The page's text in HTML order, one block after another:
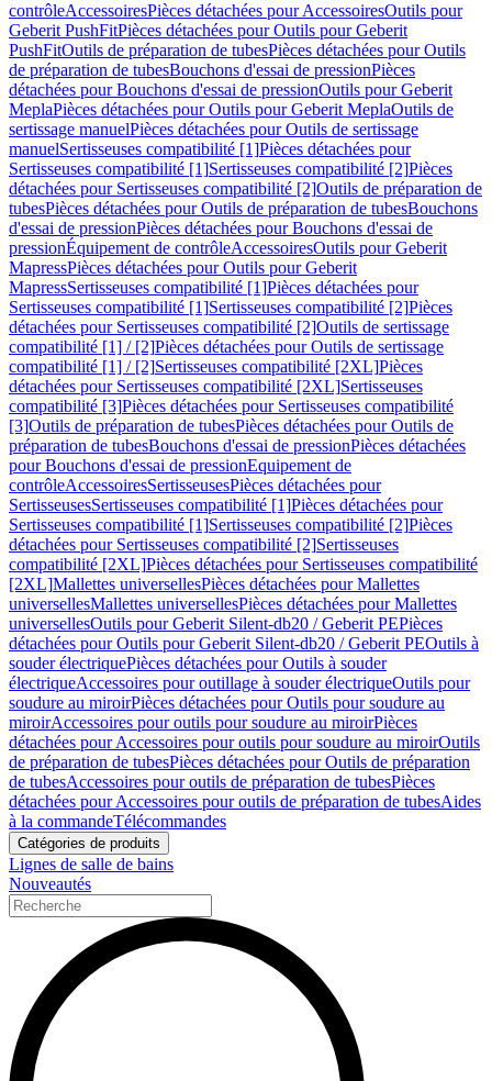
contrôleAccessoiresPièces détachées pour AccessoiresOutils pour
Geberit PushFitPièces détachées pour Outils pour Geberit
PushFitOutils de préparation de tubesPièces détachées pour Outils
de préparation de tubesBouchons d'essai de pressionPièces
détachées pour Bouchons d'essai de pressionOutils pour Geberit
MeplaPièces détachées pour Outils pour Geberit MeplaOutils de
sertissage manuelPièces détachées pour Outils de sertissage
manuelSertisseuses compatibilité [1]Pièces détachées pour
Sertisseuses compatibilité [1]Sertisseuses compatibilité [2]Pièces
détachées pour Sertisseuses compatibilité [2]Outils de préparation de
tubesPièces détachées pour Outils de préparation de tubesBouchons
d'essai de pressionPièces détachées pour Bouchons d'essai de
pressionÉquipement de contrôleAccessoiresOutils pour Geberit
MapressPièces détachées pour Outils pour Geberit
MapressSertisseuses compatibilité [1]Pièces détachées pour
Sertisseuses compatibilité [1]Sertisseuses compatibilité [2]Pièces
détachées pour Sertisseuses compatibilité [2]Outils de sertissage
compatibilité [1] / [2]Pièces détachées pour Outils de sertissage
compatibilité [1] / [2]Sertisseuses compatibilité [2XL]Pièces
détachées pour Sertisseuses compatibilité [2XL]Sertisseuses
compatibilité [3]Pièces détachées pour Sertisseuses compatibilité
[3]Outils de préparation de tubesPièces détachées pour Outils de
préparation de tubesBouchons d'essai de pressionPièces détachées
pour Bouchons d'essai de pressionEquipement de
contrôleAccessoiresSertisseusesPièces détachées pour
SertisseusesSertisseuses compatibilité [1]Pièces détachées pour
Sertisseuses compatibilité [1]Sertisseuses compatibilité [2]Pièces
détachées pour Sertisseuses compatibilité [2]Sertisseuses
compatibilité [2XL]Pièces détachées pour Sertisseuses compatibilité
[2XL]Mallettes universellesPièces détachées pour Mallettes
universellesMallettes universellesPièces détachées pour Mallettes
universellesOutils pour Geberit Silent-db20 / Geberit PEPièces
détachées pour Outils pour Geberit Silent-db20 / Geberit PEOutils à
souder électriquePièces détachées pour Outils à souder
électriqueAccessoires pour outillage à souder électriqueOutils pour
soudure au miroirPièces détachées pour Outils pour soudure au
miroirAccessoires pour outils pour soudure au miroirPièces
détachées pour Accessoires pour outils pour soudure au miroirOutils
de préparation de tubesPièces détachées pour Outils de préparation
de tubesAccessoires pour outils de préparation de tubesPièces
détachées pour Accessoires pour outils de préparation de tubesAides
à la commandeTélécommandes
Catégories de produits
Lignes de salle de bains
Nouveautés